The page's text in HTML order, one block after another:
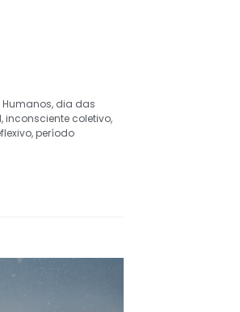
Humanos, dia das
,inconsciente coletivo,
,período